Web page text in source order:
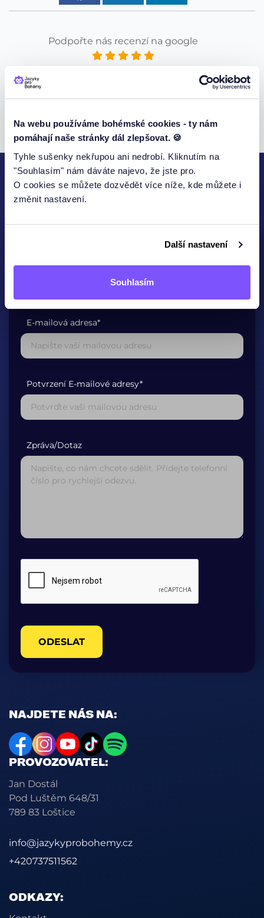
Na webu používáme bohémské cookies - ty nám
pomáhají naše stránky dál zlepšovat. 🍪
Tyhle sušenky nekřupou ani nedrobí. Kliknutím na
"Souhlasím" nám dáváte najevo, že jste pro.
O cookies se můžete dozvědět více níže, kde můžete i
změnit nastavení.
Další nastavení
Souhlasím
Podpořte nás recenzí na google
Za každou recenzi Vám děkujeme.
NAJDETE NÁS NA:
PROVOZOVATEL:
Jan Dostál
Pod Luštěm 648/31
789 83 Loštice
info@jazykyprobohemy.cz
+420737511562
ODKAZY:
KONTAKTUJTE NÁS
E-mailová adresa*
Potvrzení E-mailové adresy*
Zpráva/Dotaz
ODESLAT